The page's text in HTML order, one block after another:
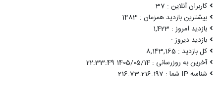
کاربران آنلاین : 37
بیشترین بازدید همزمان : 1483
بازدید امروز : 1,423
بازدید دیروز :
کل بازدید : 8,143,165
آخرین به روزرسانی : 1405/05/14 22:33:49
شناسه IP شما : 216.73.216.197